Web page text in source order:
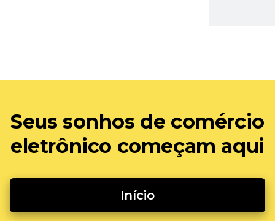
Seus sonhos de comércio
eletrônico começam aqui
Início